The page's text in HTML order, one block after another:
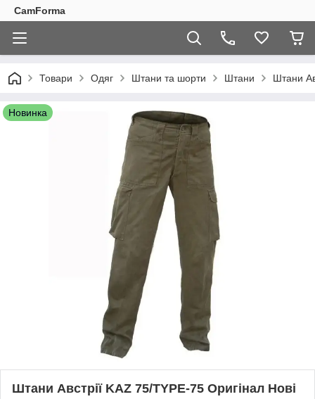
CamForma
Товари Одяг Штани та шорти Штани Штани
Новинка
Штани Австрії KAZ 75/TYPE-75 Оригінал Нові